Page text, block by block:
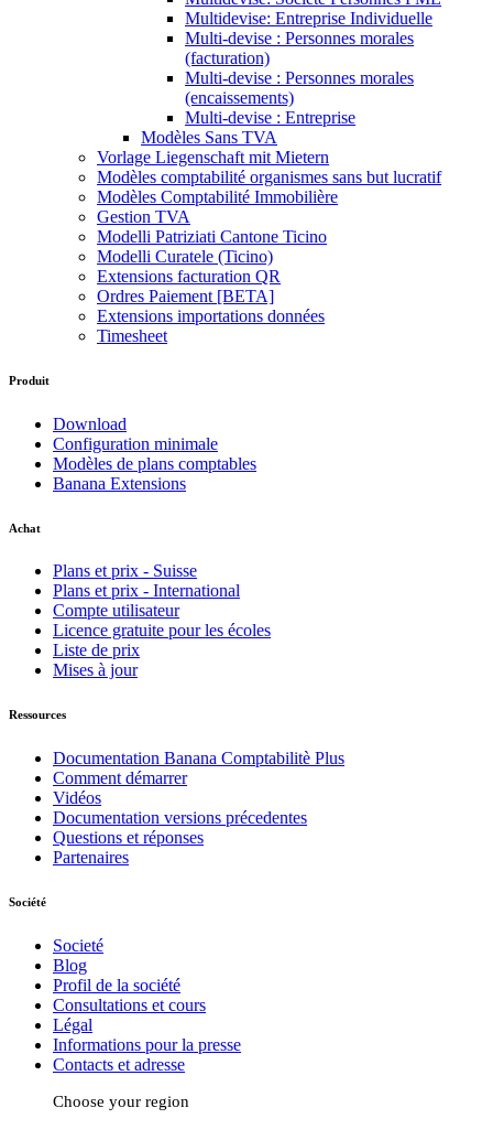
Multidevise: Entreprise Individuelle
Multi-devise : Personnes morales
(facturation)
Multi-devise : Personnes morales
(encaissements)
Multi-devise : Entreprise
Modèles Sans TVA
Vorlage Liegenschaft mit Mietern
Modèles comptabilité organismes sans but lucratif
Modèles Comptabilité Immobilière
Gestion TVA
Modelli Patriziati Cantone Ticino
Modelli Curatele (Ticino)
Extensions facturation QR
Ordres Paiement [BETA]
Extensions importations données
Timesheet
Produit
Download
Configuration minimale
Modèles de plans comptables
Banana Extensions
Achat
Plans et prix - Suisse
Plans et prix - International
Compte utilisateur
Licence gratuite pour les écoles
Liste de prix
Mises à jour
Ressources
Documentation Banana Comptabilitè Plus
Comment démarrer
Vidéos
Documentation versions précedentes
Questions et réponses
Partenaires
Société
Societé
Blog
Profil de la société
Consultations et cours
Légal
Informations pour la presse
Contacts et adresse
Choose your region